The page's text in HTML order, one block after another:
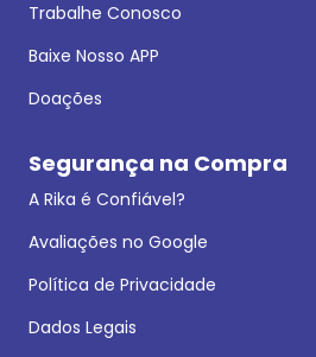
Trabalhe Conosco
Baixe Nosso APP
Doações
Segurança na Compra
A Rika é Confiável?
Avaliações no Google
Política de Privacidade
Dados Legais